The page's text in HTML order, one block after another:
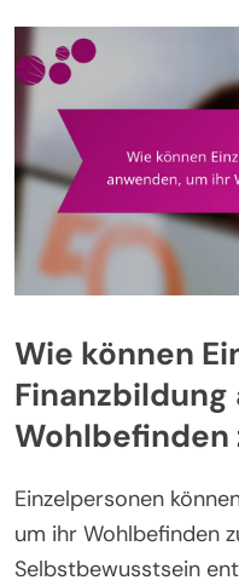
Wie können
Wohlbefinden
Einzelpersonen
um ihr Wohlbefinden
Selbstbewusstsein